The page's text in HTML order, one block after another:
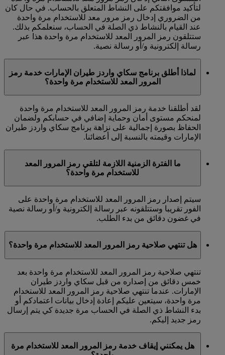
لتأكيد موافقتكم على النشاط المتعلق بالحساب. في حال كان
من الضروري إدخال رمز مرور معد للاستخدام مرة واحدة
عند القيام بالنشاط ذي الصلة في الحساب، سنعلمكم بذلك.
ستتلقون رمز المرور المعد للاستخدام مرة واحدة هذا عبر
رسالة إلكترونية و/أو رسالة نصية.
لماذا أطلق برنامج سكاي واردز طيران الإمارات خدمة رمز
المرور المعد للاستخدام مرة واحدة؟
لقد أطلقنا خدمة رمز المرور المعد للاستخدام مرة واحدة
لمنحكم مستوى أمان وحماية إضافي في حسابكم ولضمان
الحفاظ بصورة إجمالية على نزاهة برنامج سكاي واردز طيران
الإمارات وقيمته بالنسبة إلى أعضائنا.
ما الفترة الزمنية اللازمة لتلقي رمز المرور المعد
للاستخدام مرة واحدة؟
سيتم إصدار رمز المرور المعد للاستخدام مرة واحدة على
الفور تقريبا وستتلقونه عبر رسالة إلكترونية و/أو رسالة نصية
في غضون دقائق من بدء الطلب.
هل تنتهي صلاحية رمز المرور المعد للاستخدام مرة واحدة؟
تنتهي صلاحية رمز المرور المعد للاستخدام مرة واحدة بعد
خمس دقائق من إصداره من قبل سكاي واردز طيران
الإمارات. عندما تنتهي صلاحية رمز المرور المعد للاستخدام
مرة واحدة، سيتعين عليكم إعادة إدخال بيانات اعتمادكم أو
بدء النشاط ذي الصلة في الحساب مرة جديدة كي يتم إرسال
رمز جديد إليكم.
هل يمكنني إيقاف خدمة رمز المرور المعد للاستخدام مرة